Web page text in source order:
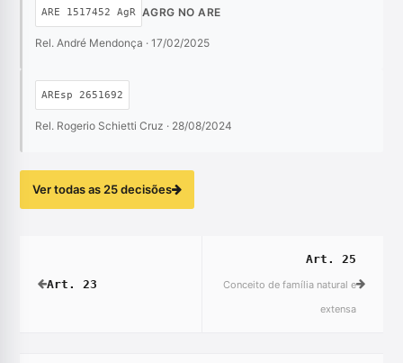
ARE 1517452 AgR AGRG NO ARE
Rel. André Mendonça · 17/02/2025
AREsp 2651692
Rel. Rogerio Schietti Cruz · 28/08/2024
Ver todas as 25 decisões
Art. 23
Art. 25
Conceito de família natural e
extensa